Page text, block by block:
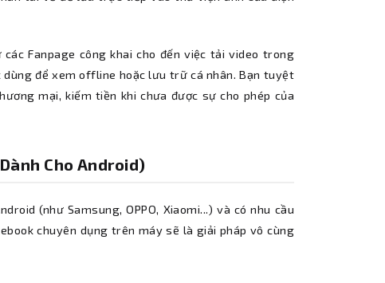
Fanpage công khai cho đến việc tải video trong
dùng để xem offline hoặc lưu trữ cá nhân. Bạn tuyệt
mại, kiếm tiền khi chưa được sự cho phép của
Cho Android)
(như Samsung, OPPO, Xiaomi...) và có nhu cầu
chuyên dụng trên máy sẽ là giải pháp vô cùng